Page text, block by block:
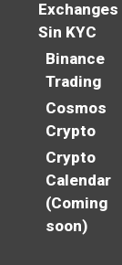
Exchanges
Sin KYC
Binance
Trading
Cosmos
Crypto
Crypto
Calendar
(Coming
soon)